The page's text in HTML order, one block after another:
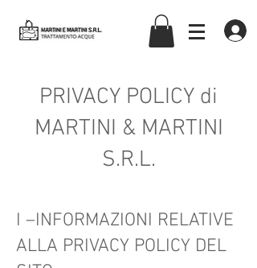
martiniemartinisrl
PRIVACY POLICY di
MARTINI & MARTINI
S.R.L.
I –INFORMAZIONI RELATIVE
ALLA PRIVACY POLICY DEL